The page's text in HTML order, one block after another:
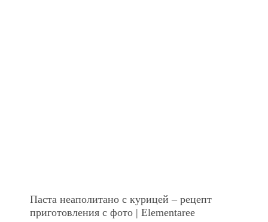
Паста неаполитано с курицей – рецепт
приготовления с фото | Elementaree